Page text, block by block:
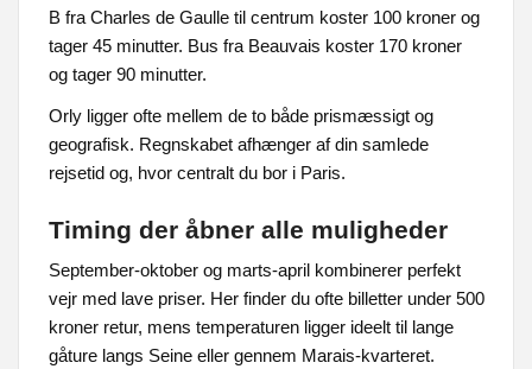
B fra Charles de Gaulle til centrum koster 100 kroner og
tager 45 minutter. Bus fra Beauvais koster 170 kroner
og tager 90 minutter.
Orly ligger ofte mellem de to både prismæssigt og
geografisk. Regnskabet afhænger af din samlede
rejsetid og, hvor centralt du bor i Paris.
Timing der åbner alle muligheder
September-oktober og marts-april kombinerer perfekt
vejr med lave priser. Her finder du ofte billetter under 500
kroner retur, mens temperaturen ligger ideelt til lange
gåture langs Seine eller gennem Marais-kvarteret.